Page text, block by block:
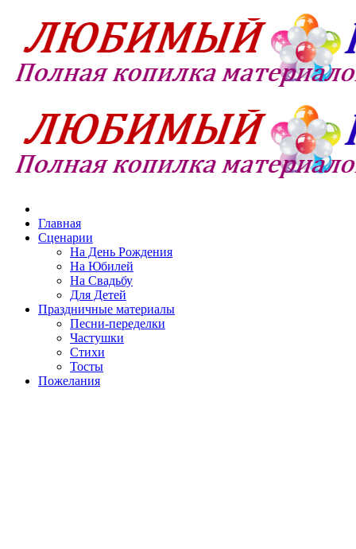
Главная
Сценарии
На День Рождения
На Юбилей
На Свадьбу
Для Детей
Праздничные материалы
Песни-переделки
Частушки
Стихи
Тосты
Пожелания